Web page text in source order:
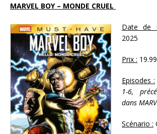
MARVEL BOY – MONDE CRUEL
Date de
2025
Prix :
Episodes :
1-6,
dans
Scénario :